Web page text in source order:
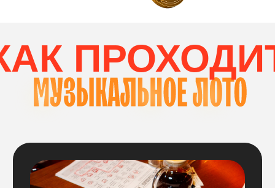
Вам нужно выбрать столик
на необходимое количество участников:
ВЫБОР